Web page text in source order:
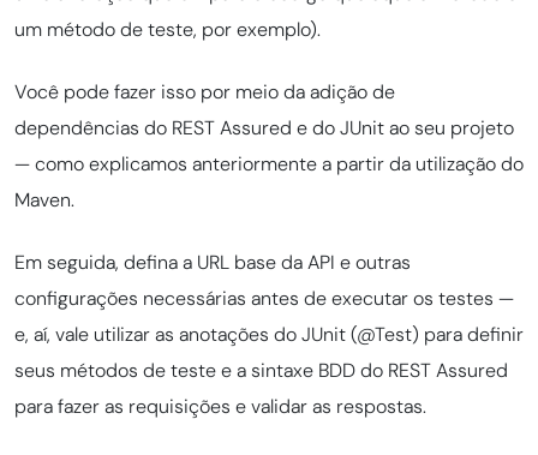
um método de teste, por exemplo).
Você pode fazer isso por meio da adição de
dependências do REST Assured e do JUnit ao seu projeto
— como explicamos anteriormente a partir da utilização do
Maven.
Em seguida, defina a URL base da API e outras
configurações necessárias antes de executar os testes —
e, aí, vale utilizar as anotações do JUnit (@Test) para definir
seus métodos de teste e a sintaxe BDD do REST Assured
para fazer as requisições e validar as respostas.